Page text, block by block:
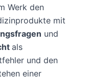
Werk den
mit
und
als
und den
einer